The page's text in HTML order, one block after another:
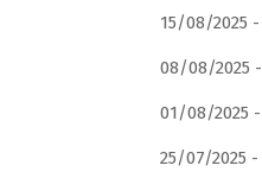
15/08/2025 -
08/08/2025 -
01/08/2025 -
25/07/2025 -